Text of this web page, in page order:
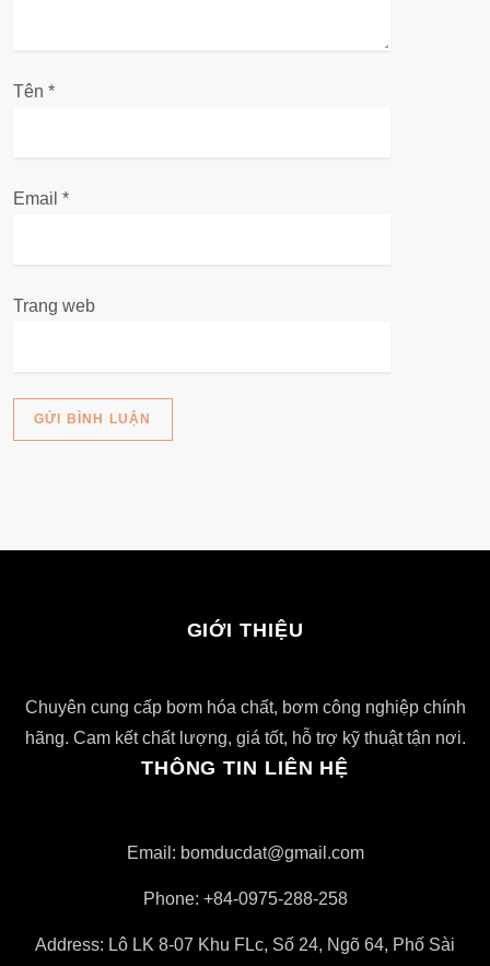
i
t
Tên *
Email *
Trang web
GIỚI THIỆU
Chuyên cung cấp bơm hóa chất, bơm công nghiệp chính
hãng. Cam kết chất lượng, giá tốt, hỗ trợ kỹ thuật tận nơi.
THÔNG TIN LIÊN HỆ
Email: bomducdat@gmail.com
Phone: +84-0975-288-258
Address: Lô LK 8-07 Khu FLc, Số 24, Ngõ 64, Phố Sài